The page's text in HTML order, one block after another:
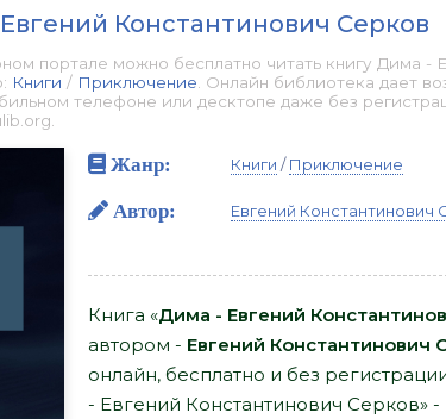
Константинович Серков
портале можно бесплатно читать книгу Дима -
Книги / Приключение . Онлайн библиотека дает
телефоне или десктопе даже без
Жанр: Книги /Приключение
Автор: Евгений Константинович
Книга «Дима - Евгений
автором - Евгений Константинович
онлайн, бесплатно и без
- Евгений Константинович Серков» -